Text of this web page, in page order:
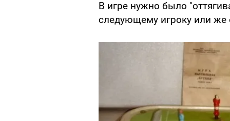
В игре нужно было
следующему игроку или же